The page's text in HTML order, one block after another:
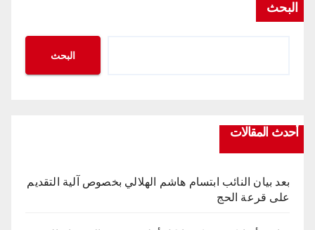
البحث
البحث
أحدث المقالات
بعد بيان النائب ابتسام هاشم الهلالي بخصوص آلية التقديم
على قرعة الحج